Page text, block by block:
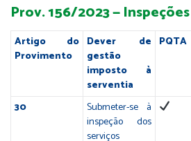
Prov. 156/2023 —
Artigo do
Provimento
Dever de
gestão
imposto à
serventia
PQTA
30
Submeter-se à
inspeção dos
serviços